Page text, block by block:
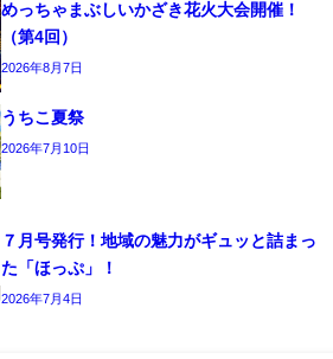
めっちゃまぶしいかざき花火大会開催！
（第4回）
2026年8月7日
うちこ夏祭
2026年7月10日
７月号発行！地域の魅力がギュッと詰まっ
た「ほっぷ」！
2026年7月4日